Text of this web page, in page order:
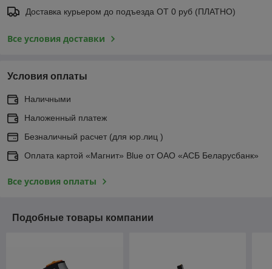
Доставка курьером до подъезда ОТ 0 руб (ПЛАТНО)
Все условия доставки
Условия оплаты
Наличными
Наложенный платеж
Безналичный расчет (для юр.лиц )
Оплата картой «Магнит» Blue от ОАО «АСБ Беларусбанк»
Все условия оплаты
Подобные товары компании